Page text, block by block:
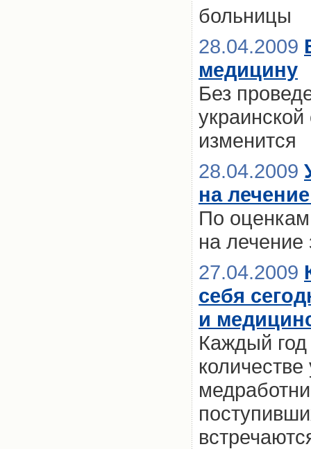
больницы
28.04.2009
медицину
Без
изменится
28.04.2009
на
По оценкам
на лечение
27.04.2009
себя
и
Каждый